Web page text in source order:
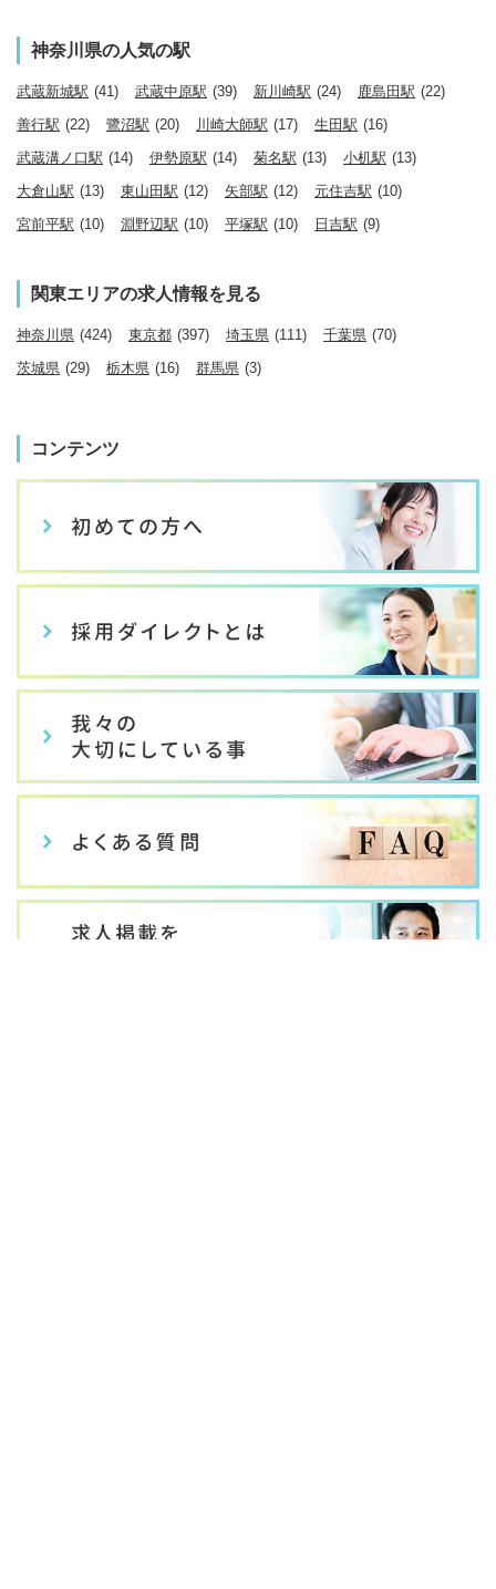
神奈川県の人気の駅
武蔵新城駅 (41) 武蔵中原駅 (39) 新川崎駅 (24) 鹿島田駅 (22)
善行駅 (22) 鷺沼駅 (20) 川崎大師駅 (17) 生田駅 (16)
武蔵溝ノ口駅 (14) 伊勢原駅 (14) 菊名駅 (13) 小机駅 (13)
大倉山駅 (13) 東山田駅 (12) 矢部駅 (12) 元住吉駅 (10)
宮前平駅 (10) 淵野辺駅 (10) 平塚駅 (10) 日吉駅 (9)
関東エリアの求人情報を見る
神奈川県 (424) 東京都 (397) 埼玉県 (111) 千葉県 (70)
茨城県 (29) 栃木県 (16) 群馬県 (3)
応募する
コンテンツ